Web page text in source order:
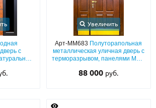
с
Увеличить
Арт-ММ683 Полуторапольная
металлическая уличная дверь с
терморазрывом, панелями МДФ
кнокером и отбойником
88 000 руб.